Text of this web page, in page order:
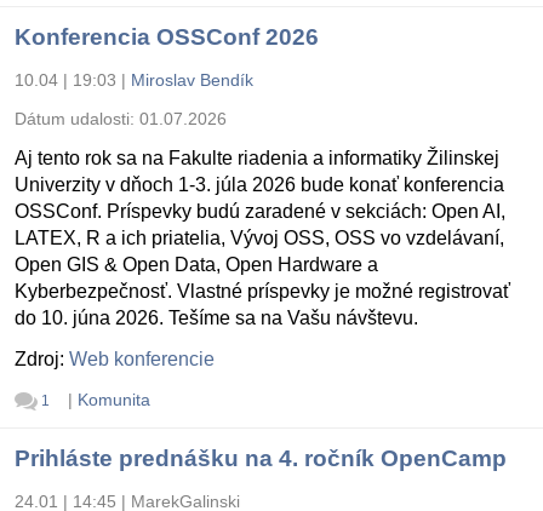
Konferencia OSSConf 2026
10.04 | 19:03 | Miroslav Bendík
Dátum udalosti: 01.07.2026
Aj tento rok sa na Fakulte riadenia a informatiky Žilinskej
Univerzity v dňoch 1-3. júla 2026 bude konať konferencia
OSSConf. Príspevky budú zaradené v sekciách: Open AI,
LATEX, R a ich priatelia, Vývoj OSS, OSS vo vzdelávaní,
Open GIS & Open Data, Open Hardware a
Kyberbezpečnosť. Vlastné príspevky je možné registrovať
do 10. júna 2026. Tešíme sa na Vašu návštevu.
Zdroj: Web konferencie
1 | Komunita
Prihláste prednášku na 4. ročník OpenCamp
24.01 | 14:45 | MarekGalinski